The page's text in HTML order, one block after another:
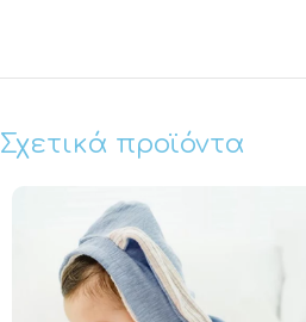
Σχετικά προϊόντα